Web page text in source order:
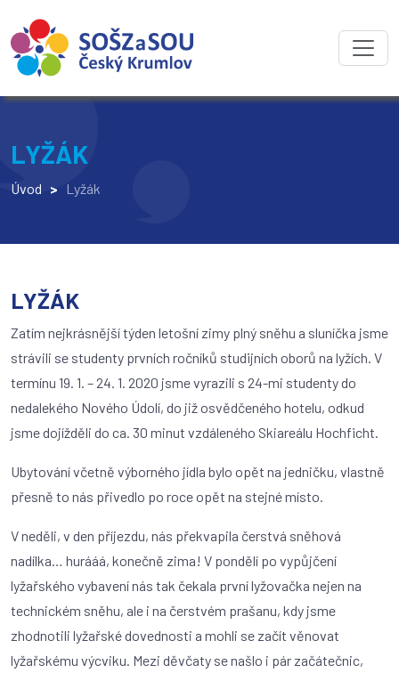
LYŽÁK
Úvod > Lyžák
LYŽÁK
Zatím nejkrásnější týden letošní zimy plný sněhu a sluníčka jsme
strávili se studenty prvních ročníků studijních oborů na lyžích. V
termínu 19. 1. – 24. 1. 2020 jsme vyrazili s 24-mi studenty do
nedalekého Nového Údolí, do již osvědčeného hotelu, odkud
jsme dojížděli do ca. 30 minut vzdáleného Skiareálu Hochficht.
Ubytování včetně výborného jídla bylo opět na jedničku, vlastně
přesně to nás přivedlo po roce opět na stejné místo.
V neděli, v den příjezdu, nás překvapila čerstvá sněhová
nadílka… hurááá, konečně zima! V pondělí po vypůjčení
lyžařského vybavení nás tak čekala první lyžovačka nejen na
technickém sněhu, ale i na čerstvém prašanu, kdy jsme
zhodnotili lyžařské dovednosti a mohli se začít věnovat
lyžařskému výcviku. Mezi děvčaty se našlo i pár začátečnic,